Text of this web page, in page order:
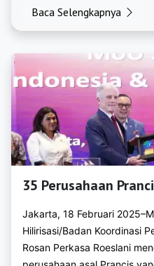
https://
https://bkpmngawi.org
https://bkpmpacitan.org
https://
https://
https://
https://
https://
Baca Selengkapnya
35 Perusahaan
Jakarta, 18 Februari
Hilirisasi/Badan Koordinasi
Rosan Perkasa Roeslani